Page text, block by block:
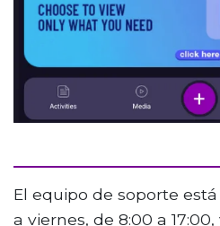
El equipo de soporte
a viernes, de 8:00 a